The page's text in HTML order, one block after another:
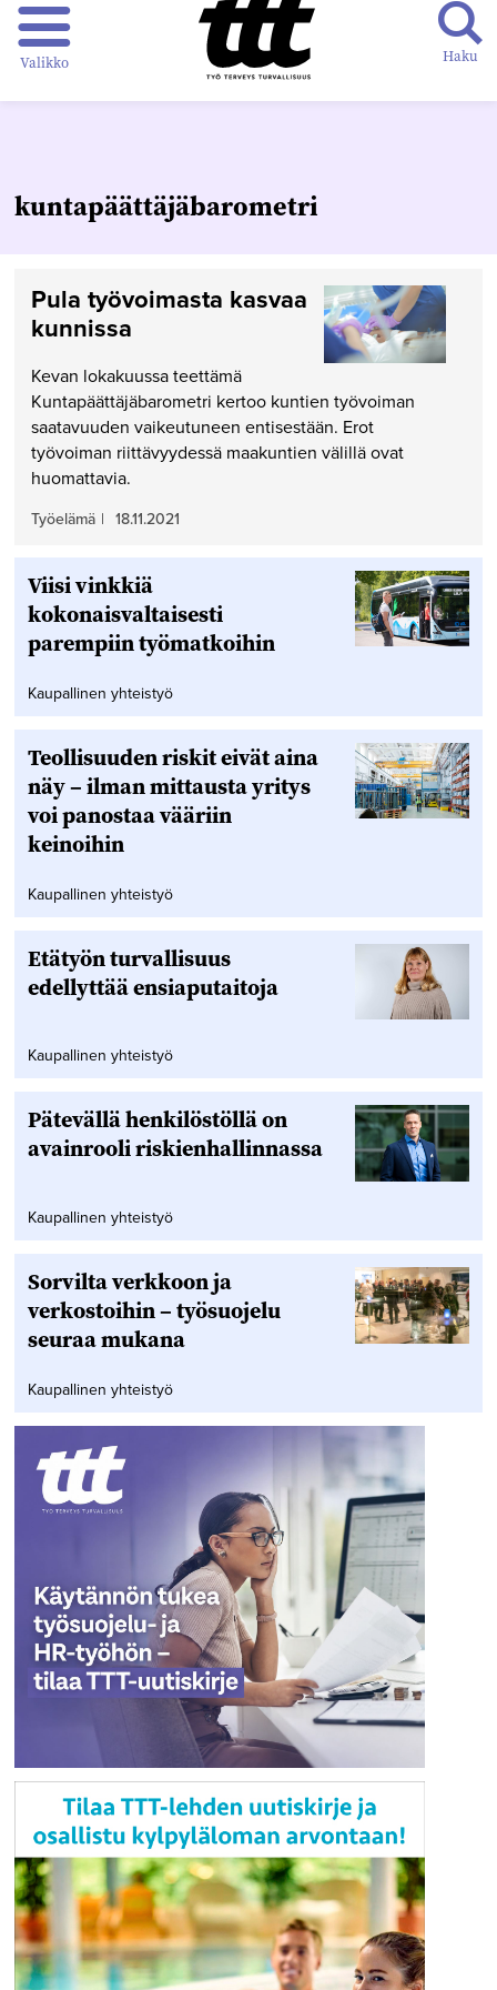
Valikko Haku
kuntapäättäjäbarometri
Pula työvoimasta kasvaa
kunnissa
Kevan lokakuussa teettämä
Kuntapäättäjäbarometri kertoo kuntien työvoiman
saatavuuden vaikeutuneen entisestään. Erot
työvoiman riittävyydessä maakuntien välillä ovat
huomattavia.
Työelämä | 18.11.2021
Viisi vinkkiä
kokonaisvaltaisesti
parempiin työmatkoihin
Kaupallinen yhteistyö
Teollisuuden riskit eivät aina
näy – ilman mittausta yritys
voi panostaa vääriin
keinoihin
Kaupallinen yhteistyö
Etätyön turvallisuus
edellyttää ensiaputaitoja
Kaupallinen yhteistyö
Pätevällä henkilöstöllä on
avainrooli riskienhallinnassa
Kaupallinen yhteistyö
Sorvilta verkkoon ja
verkostoihin – työsuojelu
seuraa mukana
Kaupallinen yhteistyö